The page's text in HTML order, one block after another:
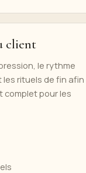
client
le rythme
rituels de fin afin
complet pour les